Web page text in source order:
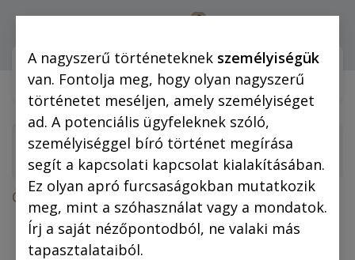
0
Webshop (mobilra)
Összes termék
Rejtő Jenő: A tizennégy karátos autó (regény)
A nagyszerű történeteknek személyiségük
van. Fontolja meg, hogy olyan nagyszerű
történetet meséljen, amely személyiséget
ad. A potenciális ügyfeleknek szóló,
személyiséggel bíró történet megírása
segít a kapcsolati kapcsolat kialakításában.
Ez olyan apró furcsaságokban mutatkozik
meg, mint a szóhasználat vagy a mondatok.
Írj a saját nézőpontodból, ne valaki más
tapasztalataiból.